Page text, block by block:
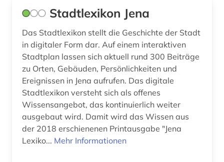
american indian movement (1)
american numismatic society (2)
amerika (31)
amerika + schwarze (1)
amerikanische geschichte (7)
amerikanische revolution (1)
amerikanischer bürgerkrieg (1)
Schweden (197)
Schweiz (38)
Serbien (12)
Skandinavien (11)
Slowakei (20)
Slowenien (11)
Spanien (19)
Stadtlexikon Jena
Das Stadtlexikon stellt die Geschichte der Stadt
in digitaler Form dar. Auf einem interaktiven
Stadtplan lassen sich aktuell rund 300 Beiträge
zu Orten, Gebäuden, Persönlichkeiten und
Ereignissen in Jena aufrufen. Das digitale
Stadtlexikon versteht sich als offenes
Wissensangebot, das kontinuierlich weiter
ausgebaut wird. Damit wird das Wissen aus
der 2018 erschienenen Printausgabe "Jena
Lexiko... Mehr Informationen